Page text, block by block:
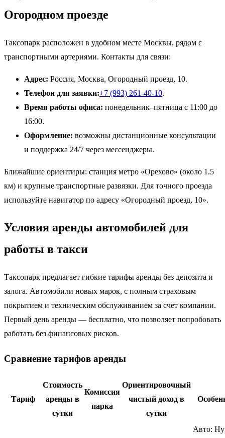
Огородном проезде
Таксопарк расположен в удобном месте Москвы, рядом с
транспортными артериями. Контакты для связи:
Адрес: Россия, Москва, Огородный проезд, 10.
Телефон для заявки:+7 (993) 261-40-10.
Время работы офиса: понедельник–пятница с 11:00 до
16:00.
Оформление: возможны дистанционные консультации
и поддержка 24/7 через мессенджеры.
Ближайшие ориентиры: станция метро «Орехово» (около 1.5
км) и крупные транспортные развязки. Для точного проезда
используйте навигатор по адресу «Огородный проезд, 10».
Условия аренды автомобилей для
работы в такси
Таксопарк предлагает гибкие тарифы аренды без депозита и
залога. Автомобили новых марок, с полным страховым
покрытием и техническим обслуживанием за счет компании.
Первый день аренды — бесплатно, что позволяет попробовать
работать без финансовых рисков.
Сравнение тарифов аренды
Тариф
Стоимость
аренды в
сутки
Комиссия
парка
Ориентировочный
чистый доход в
сутки
Авто: